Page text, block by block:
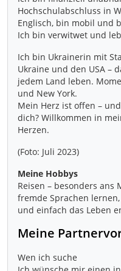
Hochschulabschluss in
Englisch, bin mobil und
Ich bin verwitwet und
Ich bin Ukrainerin mit
Ukraine und den USA –
jedem Land leben.
und New York.
Mein Herz ist offen –
dich? Willkommen in
Herzen.
(Foto: Juli 2023)
Meine Hobbys
Reisen – besonders ans
fremde Sprachen lernen,
und einfach das Leben
Meine
Wen ich suche